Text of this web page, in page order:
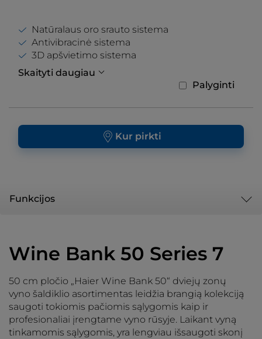
Natūralaus oro srauto sistema
Antivibracinė sistema
3D apšvietimo sistema
Skaityti daugiau
Palyginti
Kur pirkti
Funkcijos
Wine Bank 50 Series 7
50 cm pločio „Haier Wine Bank 50“ dviejų zonų
vyno šaldiklio asortimentas leidžia brangią kolekciją
saugoti tokiomis pačiomis sąlygomis kaip ir
profesionaliai įrengtame vyno rūsyje. Laikant vyną
tinkamomis sąlygomis, yra lengviau išsaugoti skonį